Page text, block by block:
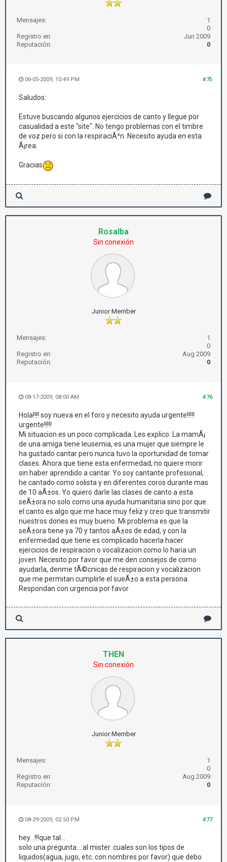
Mensajes:
1
0
Registro en:
Jun 2009
Reputación:
0
#75
06-05-2009, 10:49 PM
Saludos:
Estuve buscando algunos ejercicios de canto y llegue por
casualidad a este "site". No tengo problemas con el timbre
de voz pero si con la respiraciÃ³n. Necesito ayuda en esta
Ã¡rea.
Gracias
Rosalba
Sin conexión
Junior Member
Mensajes:
1
0
Registro en:
Aug 2009
Reputación:
0
#76
08-17-2009, 08:00 AM
Hola!!!! soy nueva en el foro y necesito ayuda urgente!!!!!
urgente!!!!!
Mi situacion es un poco complicada. Les explico. La mamÃ¡
de una amiga tiene leusemia, es una mujer que siempre le
ha gustado cantar pero nunca tuvo la oportunidad de tomar
clases. Ahora que tiene esta enfermedad, no quiere morir
sin haber aprendido a cantar. Yo soy cantante profesional,
he cantado como solista y en diferentes coros durante mas
de 10 aÃ±os. Yo quiero darle las clases de canto a esta
seÃ±ora no solo como una ayuda humanitaria sino por que
el canto es algo que me hace muy feliz y creo que transmitir
nuestros dones es muy bueno. Mi problema es que la
seÃ±ora tiene ya 70 y tantos aÃ±os de edad, y con la
enfermedad que tiene es complicado hacerla hacer
ejercicios de respiracion o vocalizacion como lo haria un
joven. Necesito por favor que me den consejos de como
ayudarla, denme tÃ©cnicas de respiracion y vocalizacion
que me permitan cumplirle el sueÃ±o a esta persona.
Respondan con urgencia por favor
THEN
Sin conexión
Junior Member
Mensajes:
1
0
Registro en:
Aug 2009
Reputación:
0
#77
08-29-2009, 02:50 PM
hey...!!!que tal...
solo una pregunta....al mister. cuales son los tipos de
liquidos(agua, jugo, etc..con nombres por favor) que debo